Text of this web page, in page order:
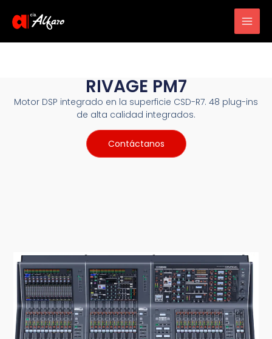
Main
RIVAGE PM7
Motor DSP integrado en la superficie CSD-R7. 48 plug-ins
de alta calidad integrados.
Contáctanos